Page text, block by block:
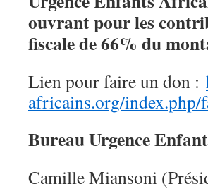
ouvrant pour les
fiscale de 66% du
Lien pour faire un don :
africains.org/
Bureau Urgence
Camille Miansoni